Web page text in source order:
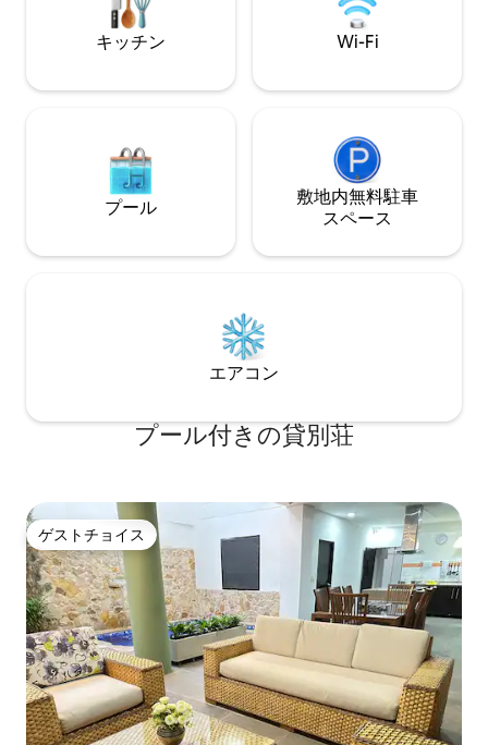
キッチン Wi-Fi
プール
敷地内無料駐⁠車
ス⁠ペ⁠ー⁠ス
エアコン
プール付きの貸別荘
ゲストチョイス
ゲストチョイス